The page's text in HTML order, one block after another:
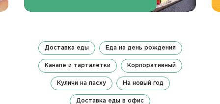
Доставка еды Еда на день рождения
Канапе и тарталетки Корпоративный
Куличи на пасху На новый год
Доставка еды в офис